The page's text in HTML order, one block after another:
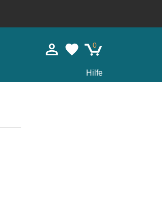
0
Hilfe